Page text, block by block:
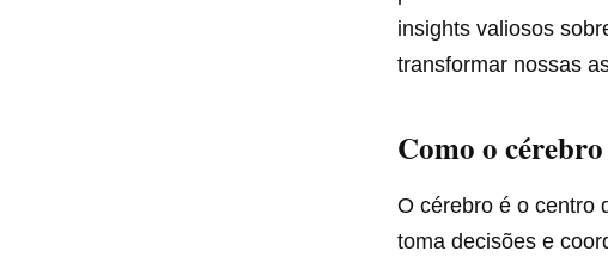
insights valiosos
transformar nossas
Como o
O cérebro é o centro
toma decisões e